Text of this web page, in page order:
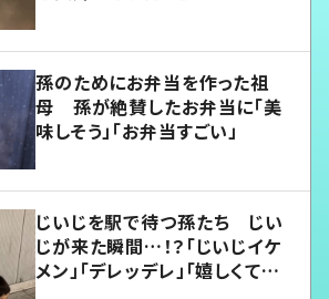
孫のためにお弁当を作った祖
母 孫が絶賛したお弁当に「美
味しそう」「お弁当すごい」
じいじを駅で待つ孫たち じい
じが来た瞬間…！？「じいじイケ
メン」「デレッデレ」「嬉しくて可